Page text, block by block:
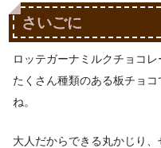
さいごに
ロッテガーナミルクチョコレ
たくさん種類のある板チョ
ね。
大人だからできる丸かじり、